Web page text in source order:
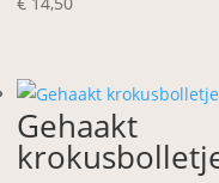
Gehaakt